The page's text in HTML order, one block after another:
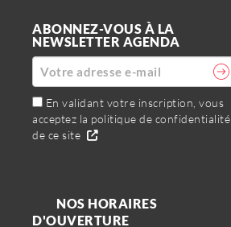
ABONNEZ-VOUS À LA
NEWSLETTER AGENDA
En validant votre inscription, vous
acceptez la politique de confidentialité
de ce site
NOS HORAIRES
D'OUVERTURE